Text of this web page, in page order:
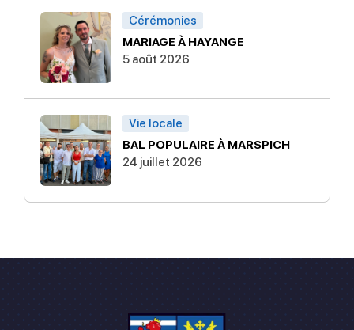
Cérémonies
MARIAGE À HAYANGE
5 août 2026
Vie locale
BAL POPULAIRE À MARSPICH
24 juillet 2026